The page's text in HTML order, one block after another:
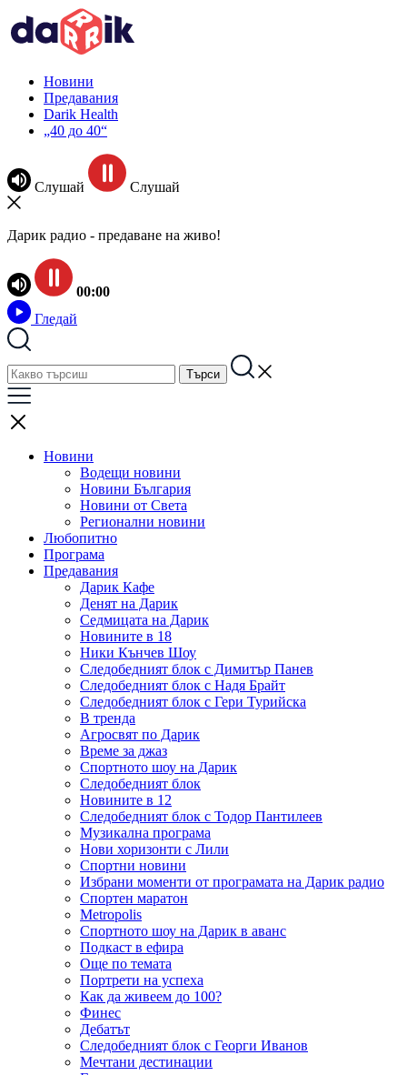
Новини
Предавания
Darik Health
„40 до 40“
Слушай Слушай
Дарик радио - предаване на живо!
00:00
Гледай
Новини
Водещи новини
Новини България
Новини от Света
Регионални новини
Любопитно
Програма
Предавания
Дарик Кафе
Денят на Дарик
Седмицата на Дарик
Новините в 18
Ники Кънчев Шоу
Следобедният блок с Димитър Панев
Следобедният блок с Надя Брайт
Следобедният блок с Гери Турийска
В тренда
Агросвят по Дарик
Време за джаз
Спортното шоу на Дарик
Следобедният блок
Новините в 12
Следобедният блок с Тодор Пантилеев
Музикална програма
Нови хоризонти с Лили
Спортни новини
Избрани моменти от програмата на Дарик радио
Спортен маратон
Metropolis
Спортното шоу на Дарик в аванс
Подкаст в ефира
Още по темата
Портрети на успеха
Как да живеем до 100?
Финес
Дебатът
Следобедният блок с Георги Иванов
Мечтани дестинации